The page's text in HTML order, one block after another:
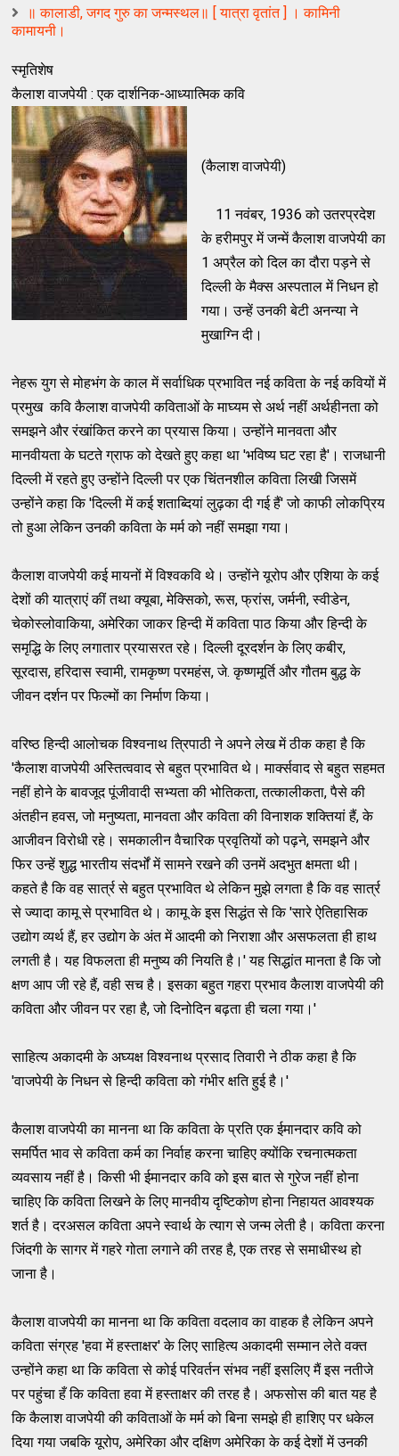
॥ कालाडी, जगद गुरु का जन्मस्थल॥ [ यात्रा वृतांत ] । कामिनी
कामायनी।
स्मृतिशेष
कैलाश वाजपेयी : एक दार्शनिक-आध्यात्मिक कवि
(कैलाश वाजपेयी)
11 नवंबर, 1936 को उतरप्रदेश
के हरीमपुर में जन्में कैलाश वाजपेयी का
1 अप्रैल को दिल का दौरा पड़ने से
दिल्ली के मैक्स अस्पताल में निधन हो
गया। उन्हें उनकी बेटी अनन्या ने
मुखाग्नि दी।
नेहरू युग से मोहभंग के काल में सर्वाधिक प्रभावित नई कविता के नई कवियों में
प्रमुख कवि कैलाश वाजपेयी कविताओं के माघ्यम से अर्थ नहीं अर्थहीनता को
समझने और रंखांकित करने का प्रयास किया। उन्होंने मानवता और
मानवीयता के घटते ग्राफ को देखते हुए कहा था 'भविष्य घट रहा है'। राजधानी
दिल्ली में रहते हुए उन्होंने दिल्ली पर एक चिंतनशील कविता लिखी जिसमें
उन्होंने कहा कि 'दिल्ली में कई शताब्दियां लुढ़का दी गई हैं' जो काफी लोकप्रिय
तो हुआ लेकिन उनकी कविता के मर्म को नहीं समझा गया।
कैलाश वाजपेयी कई मायनों में विश्वकवि थे। उन्होंने यूरोप और एशिया के कई
देशों की यात्राएं कीं तथा क्यूबा, मेक्सिको, रूस, फ्रांस, जर्मनी, स्वीडेन,
चेकोस्लोवाकिया, अमेरिका जाकर हिन्दी में कविता पाठ किया और हिन्दी के
समृद्धि के लिए लगातार प्रयासरत रहे। दिल्ली दूरदर्शन के लिए कबीर,
सूरदास, हरिदास स्वामी, रामकृष्ण परमहंस, जे. कृष्णमूर्ति और गौतम बुद्ध के
जीवन दर्शन पर फिल्मों का निर्माण किया।
वरिष्ठ हिन्दी आलोचक विश्वनाथ त्रिपाठी ने अपने लेख में ठीक कहा है कि
'कैलाश वाजपेयी अस्तित्ववाद से बहुत प्रभावित थे। मार्क्सवाद से बहुत सहमत
नहीं होने के बावजूद पूंजीवादी सभ्यता की भोतिकता, तत्कालीकता, पैसे की
अंतहीन हवस, जो मनुष्यता, मानवता और कविता की विनाशक शक्तियां हैं, के
आजीवन विरोधी रहे। समकालीन वैचारिक प्रवृतियों को पढ़ने, समझने और
फिर उन्हें शुद्ध भारतीय संदर्भों में सामने रखने की उनमें अदभुत क्षमता थी।
कहते है कि वह सार्त्र से बहुत प्रभावित थे लेकिन मुझे लगता है कि वह सार्त्र
से ज्यादा कामू से प्रभावित थे। कामू के इस सिद्धंत से कि 'सारे ऐतिहासिक
उद्योग व्यर्थ हैं, हर उद्योग के अंत में आदमी को निराशा और असफलता ही हाथ
लगती है। यह विफलता ही मनुष्य की नियति है।' यह सिद्धांत मानता है कि जो
क्षण आप जी रहे हैं, वही सच है। इसका बहुत गहरा प्रभाव कैलाश वाजपेयी की
कविता और जीवन पर रहा है, जो दिनोदिन बढ़ता ही चला गया।'
साहित्य अकादमी के अघ्यक्ष विश्वनाथ प्रसाद तिवारी ने ठीक कहा है कि
'वाजपेयी के निधन से हिन्दी कविता को गंभीर क्षति हुई है।'
कैलाश वाजपेयी का मानना था कि कविता के प्रति एक ईमानदार कवि को
समर्पित भाव से कविता कर्म का निर्वाह करना चाहिए क्योंकि रचनात्मकता
व्यवसाय नहीं है। किसी भी ईमानदार कवि को इस बात से गुरेज नहीं होना
चाहिए कि कविता लिखने के लिए मानवीय दृष्टिकोण होना निहायत आवश्यक
शर्त है। दरअसल कविता अपने स्वार्थ के त्याग से जन्म लेती है। कविता करना
जिंदगी के सागर में गहरे गोता लगाने की तरह है, एक तरह से समाधीस्थ हो
जाना है।
कैलाश वाजपेयी का मानना था कि कविता वदलाव का वाहक है लेकिन अपने
कविता संग्रह 'हवा में हस्ताक्षर' के लिए साहित्य अकादमी सम्मान लेते वक्त
उन्होंने कहा था कि कविता से कोई परिवर्तन संभव नहीं इसलिए मैं इस नतीजे
पर पहुंचा हँ कि कविता हवा में हस्ताक्षर की तरह है। अफसोस की बात यह है
कि कैलाश वाजपेयी की कविताओं के मर्म को बिना समझे ही हाशिए पर धकेल
दिया गया जबकि यूरोप, अमेरिका और दक्षिण अमेरिका के कई देशों में उनकी